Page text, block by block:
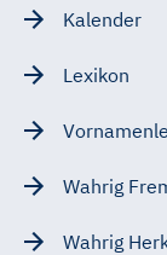
Kalender
Lexikon
Wahrig
Wahrig